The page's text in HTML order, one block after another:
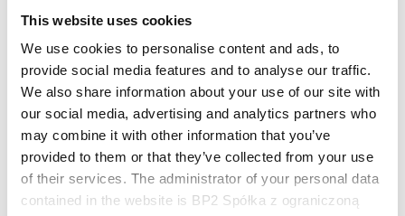
This website uses cookies
We use cookies to personalise content and ads, to
provide social media features and to analyse our traffic.
We also share information about your use of our site with
our social media, advertising and analytics partners who
may combine it with other information that you’ve
provided to them or that they’ve collected from your use
of their services. The administrator of your personal data
contained in the website is BP2 Spółka z ograniczoną
Pomocne linki
Powłoki, kolorystyka i gwarancje
Rejestracja gwarancji
Realizacje i inspiracje
Pliki do pobrania